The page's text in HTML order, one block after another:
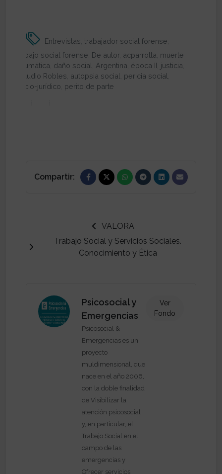
Entrevistas trabajador social forense
trabajo social forense De autor, acparrotta muerte
traumática daño social Argentina época II justicia
Claudio Robles autopsia social pericia social
socio-jurídico perito de parte
Compartir:
VALORA
Trabajo Social y Servicios Sociales.
Conocimiento y Ética
Psicosocial y
Emergencias
Psicosocial &
Emergencias es un
proyecto
muldimensional, que
nace en el año 2006,
con la doble finalidad
de Visibilizar la
atención psicosocial
y, en particular, el
Trabajo Social en el
campo de las
emergencias y
Ofrecer servicios
Ver
Fondo